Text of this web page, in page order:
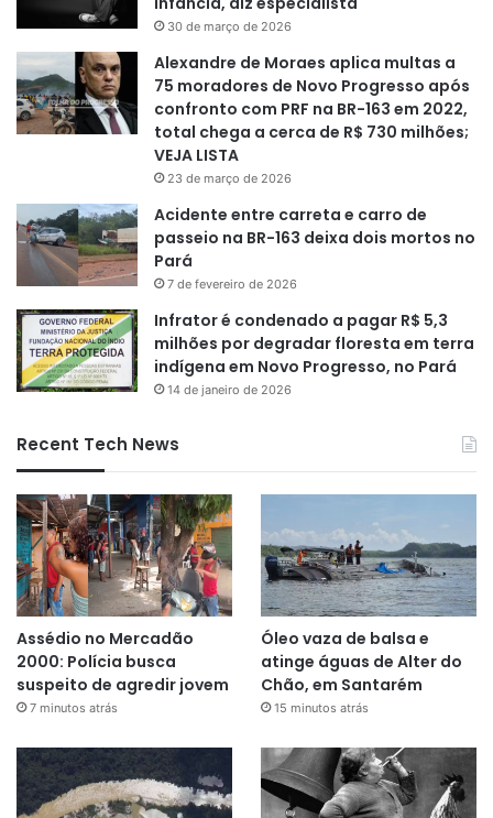
30 de março de 2026
Alexandre de Moraes aplica multas a
75 moradores de Novo Progresso após
confronto com PRF na BR-163 em 2022,
total chega a cerca de R$ 730 milhões;
VEJA LISTA
23 de março de 2026
Acidente entre carreta e carro de
passeio na BR-163 deixa dois mortos no
Pará
7 de fevereiro de 2026
Infrator é condenado a pagar R$ 5,3
milhões por degradar floresta em terra
indígena em Novo Progresso, no Pará
14 de janeiro de 2026
Recent Tech News
Assédio no Mercadão
2000: Polícia busca
suspeito de agredir jovem
7 minutos atrás
Óleo vaza de balsa e
atinge águas de Alter do
Chão, em Santarém
15 minutos atrás